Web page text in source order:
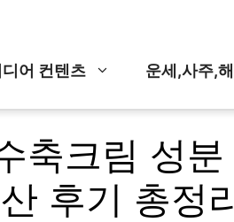
어 컨텐츠 운세,사주,
축크림 성
후기 총정